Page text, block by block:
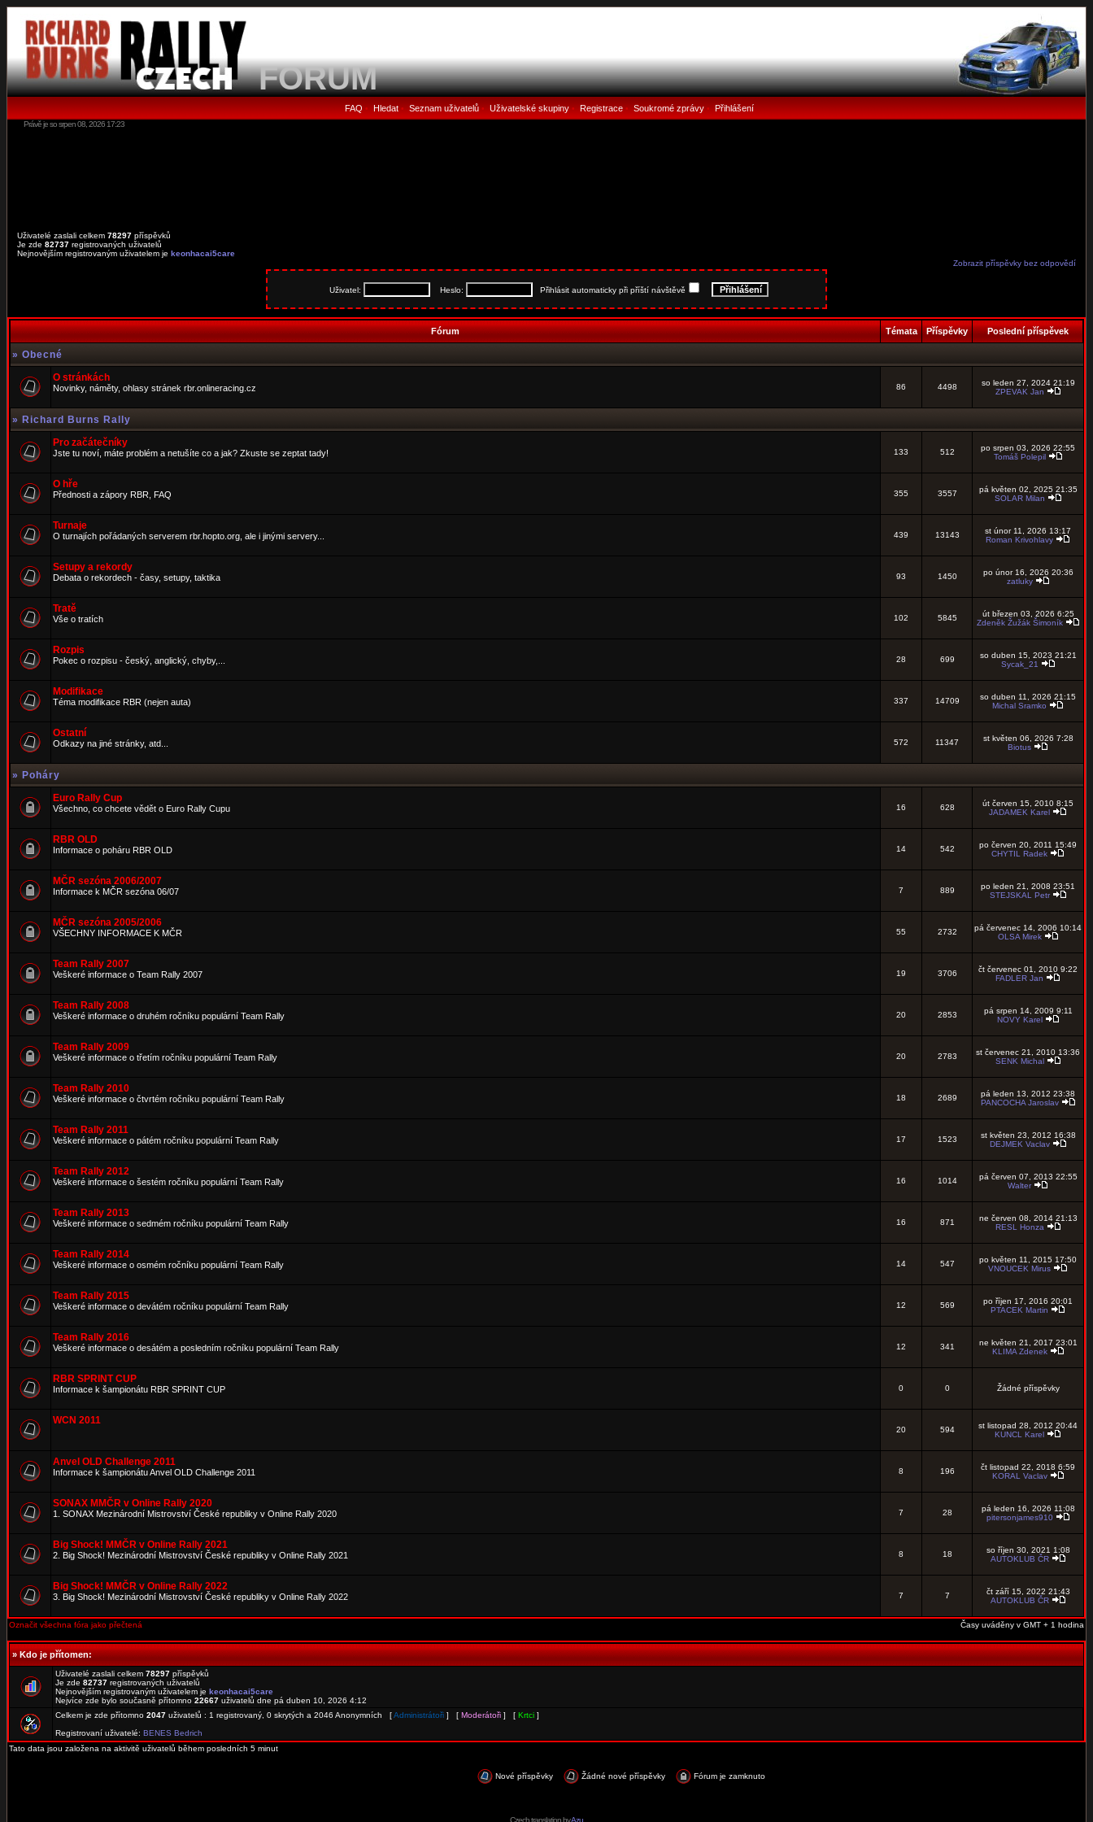
FORUM
FAQ • Hledat• Seznam uživatelů• Uživatelské skupiny• Registrace• Soukromé zprávy• Přihlášení
Právě je so srpen 08, 2026 17:23
Uživatelé zaslali celkem 78297 příspěvků
Je zde 82737 registrovaných uživatelů
Nejnovějším registrovaným uživatelem je keonhacai5care
Zobrazit příspěvky bez odpovědí
Uživatel: Heslo: Přihlásit automaticky při příští návštěvě
Fórum Témata Příspěvky Poslední příspěvek
» Obecné
O stránkách
Novinky, náměty, ohlasy stránek rbr.onlineracing.cz 86 4498
so leden 27, 2024 21:19
ZPEVAK Jan
» Richard Burns Rally
Pro začátečníky
Jste tu noví, máte problém a netušíte co a jak? Zkuste se zeptat tady! 133 512
po srpen 03, 2026 22:55
Tomáš Polepil
O hře
Přednosti a zápory RBR, FAQ 355 3557
pá květen 02, 2025 21:35
SOLAR Milan
Turnaje
O turnajích pořádaných serverem rbr.hopto.org, ale i jinými servery... 439 13143
st únor 11, 2026 13:17
Roman Krivohlavy
Setupy a rekordy
Debata o rekordech - časy, setupy, taktika 93 1450
po únor 16, 2026 20:36
zatluky
Tratě
Vše o tratích 102 5845
út březen 03, 2026 6:25
Zdeněk Žužák Šimoník
Rozpis
Pokec o rozpisu - český, anglický, chyby,... 28 699
so duben 15, 2023 21:21
Sycak_21
Modifikace
Téma modifikace RBR (nejen auta) 337 14709
so duben 11, 2026 21:15
Michal Sramko
Ostatní
Odkazy na jiné stránky, atd... 572 11347
st květen 06, 2026 7:28
Biotus
» Poháry
Euro Rally Cup
Všechno, co chcete vědět o Euro Rally Cupu 16 628
út červen 15, 2010 8:15
JADAMEK Karel
RBR OLD
Informace o poháru RBR OLD 14 542
po červen 20, 2011 15:49
CHYTIL Radek
MČR sezóna 2006/2007
Informace k MČR sezóna 06/07 7 889
po leden 21, 2008 23:51
STEJSKAL Petr
MČR sezóna 2005/2006
VŠECHNY INFORMACE K MČR 55 2732
pá červenec 14, 2006 10:14
OLSA Mirek
Team Rally 2007
Veškeré informace o Team Rally 2007 19 3706
čt červenec 01, 2010 9:22
FADLER Jan
Team Rally 2008
Veškeré informace o druhém ročníku populární Team Rally 20 2853
pá srpen 14, 2009 9:11
NOVY Karel
Team Rally 2009
Veškeré informace o třetím ročníku populární Team Rally 20 2783
st červenec 21, 2010 13:36
SENK Michal
Team Rally 2010
Veškeré informace o čtvrtém ročníku populární Team Rally 18 2689
pá leden 13, 2012 23:38
PANCOCHA Jaroslav
Team Rally 2011
Veškeré informace o pátém ročníku populární Team Rally 17 1523
st květen 23, 2012 16:38
DEJMEK Vaclav
Team Rally 2012
Veškeré informace o šestém ročníku populární Team Rally 16 1014
pá červen 07, 2013 22:55
Walter
Team Rally 2013
Veškeré informace o sedmém ročníku populární Team Rally 16 871
ne červen 08, 2014 21:13
RESL Honza
Team Rally 2014
Veškeré informace o osmém ročníku populární Team Rally 14 547
po květen 11, 2015 17:50
VNOUCEK Mirus
Team Rally 2015
Veškeré informace o devátém ročníku populární Team Rally 12 569
po říjen 17, 2016 20:01
PTACEK Martin
Team Rally 2016
Veškeré informace o desátém a posledním ročníku populární Team Rally 12 341
ne květen 21, 2017 23:01
KLIMA Zdenek
RBR SPRINT CUP
Informace k šampionátu RBR SPRINT CUP 0 0 Žádné příspěvky
WCN 2011
20 594
st listopad 28, 2012 20:44
KUNCL Karel
Anvel OLD Challenge 2011
Informace k šampionátu Anvel OLD Challenge 2011 8 196
čt listopad 22, 2018 6:59
KORAL Vaclav
SONAX MMČR v Online Rally 2020
1. SONAX Mezinárodní Mistrovství České republiky v Online Rally 2020 7 28
pá leden 16, 2026 11:08
pitersonjames910
Big Shock! MMČR v Online Rally 2021
2. Big Shock! Mezinárodní Mistrovství České republiky v Online Rally 2021 8 18
so říjen 30, 2021 1:08
AUTOKLUB ČR
Big Shock! MMČR v Online Rally 2022
3. Big Shock! Mezinárodní Mistrovství České republiky v Online Rally 2022 7 7
čt září 15, 2022 21:43
AUTOKLUB ČR
Označit všechna fóra jako přečtená Časy uváděny v GMT + 1 hodina
»Kdo je přítomen:
Uživatelé zaslali celkem 78297 příspěvků
Je zde 82737 registrovaných uživatelů
Nejnovějším registrovaným uživatelem je keonhacai5care
Nejvíce zde bylo současně přítomno 22667 uživatelů dne pá duben 10, 2026 4:12
Celkem je zde přítomno 2047 uživatelů : 1 registrovaný, 0 skrytých a 2046 Anonymních [Administrátoři ] [ Moderátoři ] [ Krtci ]
Registrovaní uživatelé: BENES Bedrich
Tato data jsou založena na aktivitě uživatelů během posledních 5 minut
Nové příspěvky Žádné nové příspěvky Fórum je zamknuto
Czech translation byAzu